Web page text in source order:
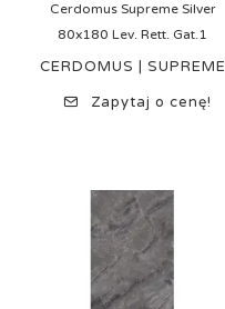
Cerdomus Supreme Silver
80x180 Lev. Rett. Gat.1
CERDOMUS | SUPREME
Zapytaj o cenę!